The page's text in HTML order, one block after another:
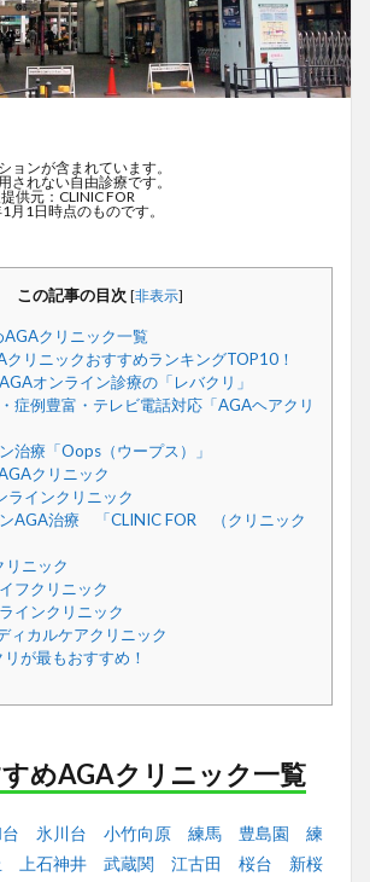
ョンが含まれています。
れない自由診療です。
供元：CLINIC FOR
1日時点のものです。
この記事の目次 [非表示]
クリニック一覧
クリニックおすすめランキングTOP10！
オンライン診療の「レバクリ」
例豊富・テレビ電話対応「AGAヘアクリ
療「Oops（ウープス）」
クリニック
インクリニック
AGA治療 「CLINIC FOR （クリニック
ニック
フクリニック
インクリニック
カルケアクリニック
が最もおすすめ！
めAGAクリニック一覧
氷川台 小竹向原 練馬 豊島園
練
上石神井 武蔵関 江古田 桜台
新桜